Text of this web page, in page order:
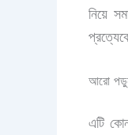
নিয়ে
আরো
এটি